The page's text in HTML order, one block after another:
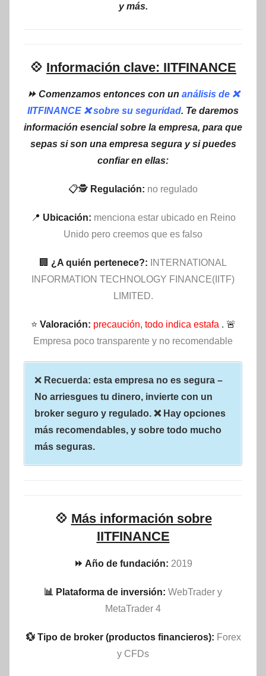
y más.
💠 Información clave: IITFINANCE
⏩ Comenzamos entonces con un análisis de ❌
IITFINANCE ❌ sobre su seguridad. Te daremos
información esencial sobre la empresa, para que
sepas si son una empresa segura y si puedes
confiar en ellas:
📋🕵 Regulación: no regulado
📍 Ubicación: menciona estar ubicado en Reino
Unido pero creemos que es falso
🏢 ¿A quién pertenece?:
INTERNATIONAL
INFORMATION TECHNOLOGY FINANCE(IITF)
LIMITED.
⭐ Valoración: precaución, todo indica estafa . 🚨
Empresa poco transparente y no recomendable
❌ Recuerda: esta empresa no es segura –
No arriesgues tu dinero, invierte con un
broker seguro y regulado. ❌ Hay opciones
más recomendables, y sobre todo mucho
más seguras.
💠 Más información sobre
IITFINANCE
⏩ Año de fundación: 2019
📊 Plataforma de inversión: WebTrader y
MetaTrader 4
💱 Tipo de broker (productos financieros): Forex
y CFDs